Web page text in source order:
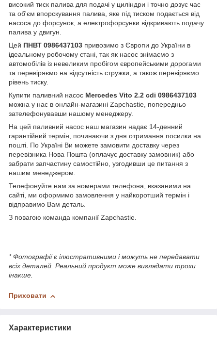
високий тиск палива для подачі у циліндри і точно дозує час
та об'єм впорскування палива, яке під тиском подається від
насоса до форсунок, а електрофорсунки відкривають подачу
палива у двигун.
Цей ПНВТ 0986437103 привозимо з Європи до України в
ідеальному робочому стані, так як насос знімаємо з
автомобілів із невеликим пробігом європейськими дорогами
та перевіряємо на відсутність стружки, а також перевіряємо
рівень тиску.
Купити паливний насос Mercedes Vito 2.2 cdi 0986437103
можна у нас в онлайн-магазині Zapchastie, попередньо
зателефонувавши нашому менеджеру.
На цей паливний насос наш магазин надає 14-денний
гарантійний термін, починаючи з дня отримання посилки на
пошті. По Україні Ви можете замовити доставку через
перевізника Нова Пошта (оплачує доставку замовник) або
забрати запчастину самостійно, узгодивши це питання з
нашим менеджером.
Телефонуйте нам за номерами телефона, вказаними на
сайті, ми оформимо замовлення у найкоротший термін і
відправимо Вам деталь.
З повагою команда компанії Zapchastie.
* Фотографії є ілюстративними і можуть не передавати
всіх деталей. Реальний продукт може виглядати трохи
інакше.
Приховати
Характеристики